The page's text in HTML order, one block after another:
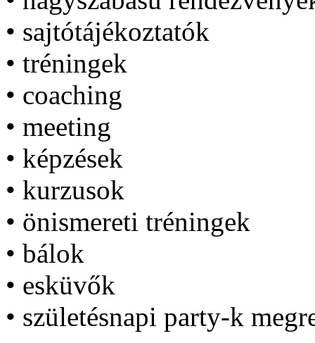
• sajtótájékoztatók
• tréningek
• coaching
• meeting
• képzések
• kurzusok
• önismereti tréningek
• bálok
• esküvők
• születésnapi party-k